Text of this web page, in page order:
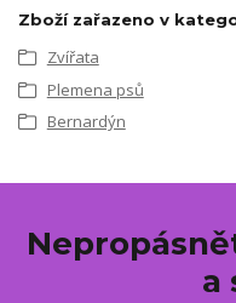
Zboží zařazeno v
Zvířata
Plemena psů
Bernardýn
a